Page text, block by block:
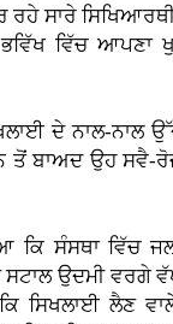
ਰਹੇ ਸਾਰੇ
ਵਿੱਚ ਆਪਣਾ
ਦੇ ਨਾਲ-ਨਾਲ
ਤੋਂ ਬਾਅਦ ਉਹ ਸਵੈ-
ਕਿ ਸੰਸਥਾ ਵਿੱਚ
ਉਦਮੀ ਵਰਗੇ
ਸਿਖਲਾਈ ਲੈਣ